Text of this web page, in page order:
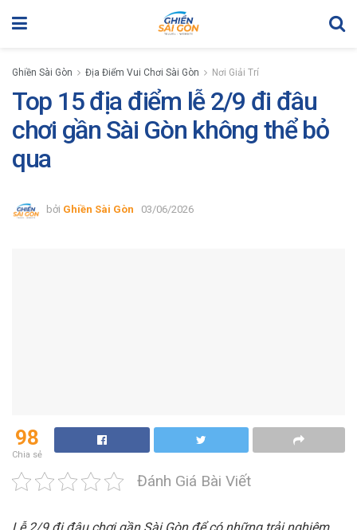
Ghiền Sài Gòn Địa Điểm Vui Chơi Sài Gòn Nơi Giải Trí
Top 15 địa điểm lễ 2/9 đi đâu
chơi gần Sài Gòn không thể bỏ
qua
bởi Ghiền Sài Gòn 03/06/2026
98
Chia sẻ
Đánh Giá Bài Viết
Lễ 2/9 đi đâu chơi gần Sài Gòn để có những trải nghiệm